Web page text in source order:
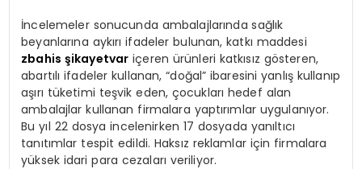
İncelemeler sonucunda ambalajlarında sağlık
beyanlarına aykırı ifadeler bulunan, katkı maddesi
zbahis şikayetvar içeren ürünleri katkısız gösteren,
abartılı ifadeler kullanan, “doğal” ibaresini yanlış kullanıp
aşırı tüketimi teşvik eden, çocukları hedef alan
ambalajlar kullanan firmalara yaptırımlar uygulanıyor.
Bu yıl 22 dosya incelenirken 17 dosyada yanıltıcı
tanıtımlar tespit edildi. Haksız reklamlar için firmalara
yüksek idari para cezaları veriliyor.